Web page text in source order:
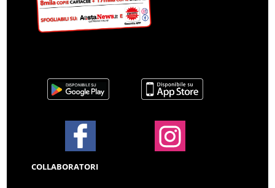
COLLABORATORI